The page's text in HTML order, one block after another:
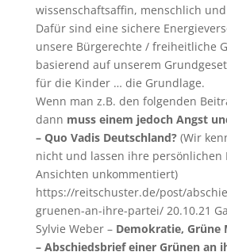
wissenschaftsaffin, menschlich und
Dafür sind eine sichere
unsere Bürgerechte / freiheitliche
basierend auf unserem
für die Kinder … die Grundlage.
Wenn man z.B. den folgenden
dann muss einem jedoch Angst
– Quo Vadis Deutschland?(Wir
nicht und lassen ihre persönlichen
Ansichten unkommentiert)
https://reitschuster.de/post/
gruenen-an-ihre-partei/ 20.10.21
Sylvie Weber – Demokratie, Grüne
– Abschiedsbrief einer Grünen an